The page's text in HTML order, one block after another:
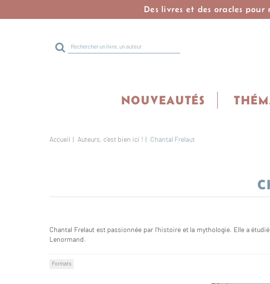
Des livres et des oracles
Rechercher
sur
NOUVEAUTÉS
Accueil Auteurs, c'est bien ici ! Chantal Frelaut
Chantal Frelaut est passionnée par l’histoire et la mythologie. Elle a
Lenormand.
Formats